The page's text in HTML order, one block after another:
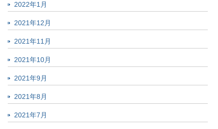
2022年1月
2021年12月
2021年11月
2021年10月
2021年9月
2021年8月
2021年7月